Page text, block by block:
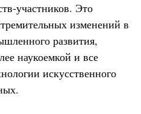
участников. Это
изменений в
развития,
наукоемкой и все
искусственного